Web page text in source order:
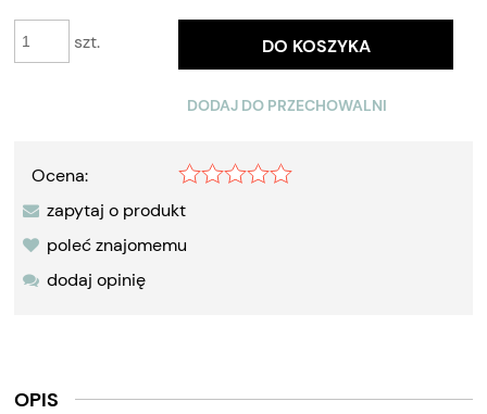
szt. DO KOSZYKA
DODAJ DO PRZECHOWALNI
Ocena:
zapytaj o produkt
poleć znajomemu
dodaj opinię
OPIS